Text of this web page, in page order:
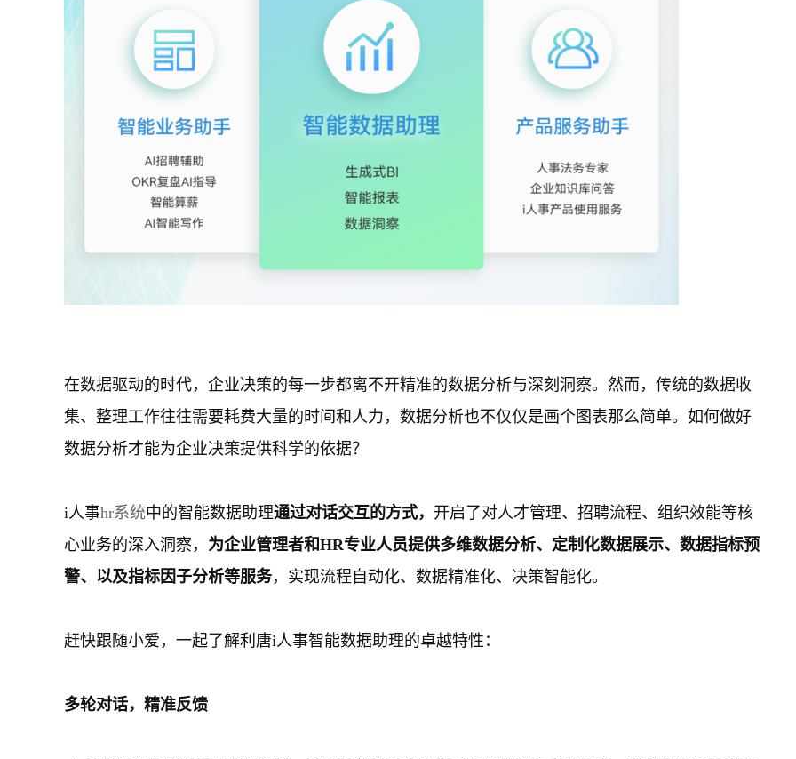
在数据驱动的时代，企业决策的每一步都离不开精准的数据分析与深刻洞察。然而，传统的数据收
集、整理工作往往需要耗费大量的时间和人力，数据分析也不仅仅是画个图表那么简单。如何做好
数据分析才能为企业决策提供科学的依据？
i人事hr系统中的智能数据助理通过对话交互的方式， 开启了对人才管理、招聘流程、组织效能等核
心业务的深入洞察， 为企业管理者和HR专业人员提供多维数据分析、定制化数据展示、数据指标预
警、以及指标因子分析等服务，实现流程自动化、数据精准化、决策智能化。
赶快跟随小爱，一起了解利唐i人事智能数据助理的卓越特性：
多轮对话，精准反馈